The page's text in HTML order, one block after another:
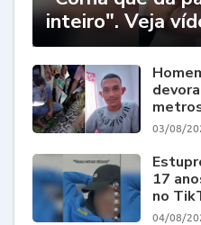
inteiro". Veja
03/08/
17
no
04/08/